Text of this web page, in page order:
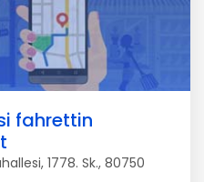
fahrettin
1778. Sk., 80750